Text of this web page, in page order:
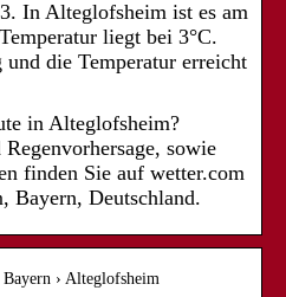
In Alteglofsheim ist es am
liegt bei 3°C.
die Temperatur erreicht
in Alteglofsheim?
sowie
finden Sie auf wetter.com
Bayern, Deutschland.
› Alteglofsheim